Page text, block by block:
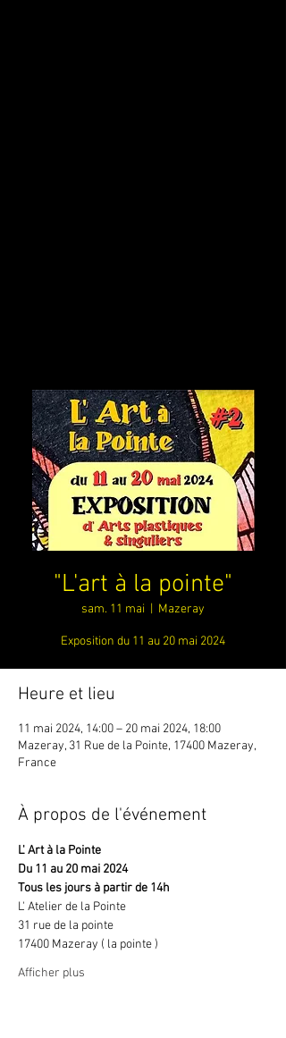
"L'art à la pointe"
sam. 11 mai Mazeray
Exposition du 11 au 20 mai 2024
Heure et lieu
11 mai 2024, 14:00 – 20 mai 2024, 18:00
Mazeray, 31 Rue de la Pointe, 17400 Mazeray,
France
À propos de l'événement
L' Art à la Pointe
Du 11 au 20 mai 2024
Tous les jours à partir de 14h
L' Atelier de la Pointe
31 rue de la pointe
17400 Mazeray ( la pointe )
Afficher plus